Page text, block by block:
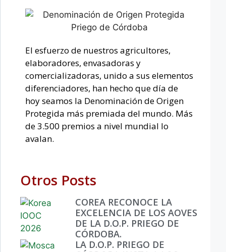
El esfuerzo de nuestros agricultores,
elaboradores, envasadoras y
comercializadoras, unido a sus elementos
diferenciadores, han hecho que día de
hoy seamos la Denominación de Origen
Protegida más premiada del mundo. Más
de 3.500 premios a nivel mundial lo
avalan.
Otros Posts
COREA RECONOCE LA
EXCELENCIA DE LOS AOVES
DE LA D.O.P. PRIEGO DE
CÓRDOBA.
LA D.O.P. PRIEGO DE